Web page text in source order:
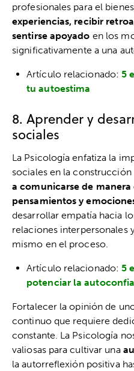
profesionales para el
experiencias, recibir
sentirse apoyado en los
significativamente a una
Artículo relacionado:5
tu autoestima
8. Aprender y
sociales
La Psicología enfatiza la
sociales en la construcción
a comunicarse de
pensamientos y
desarrollar empatía hacia
relaciones interpersonales
mismo en el proceso.
Artículo relacionado:5
potenciar la
Fortalecer la opinión de
continuo que requiere
constante. La Psicología
valiosas para cultivar una
la autorreflexión positiva